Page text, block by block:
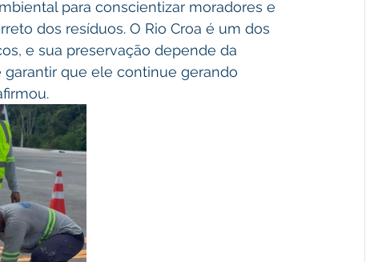
para conscientizar moradores e
dos resíduos. O Rio Croa é um dos
e sua preservação depende da
que ele continue gerando